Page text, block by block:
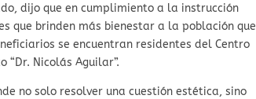
dijo que en cumplimiento a la instrucción
que brinden más bienestar a la población que
se encuentran residentes del Centro
“Dr. Nicolás Aguilar”.
no solo resolver una cuestión estética, sino